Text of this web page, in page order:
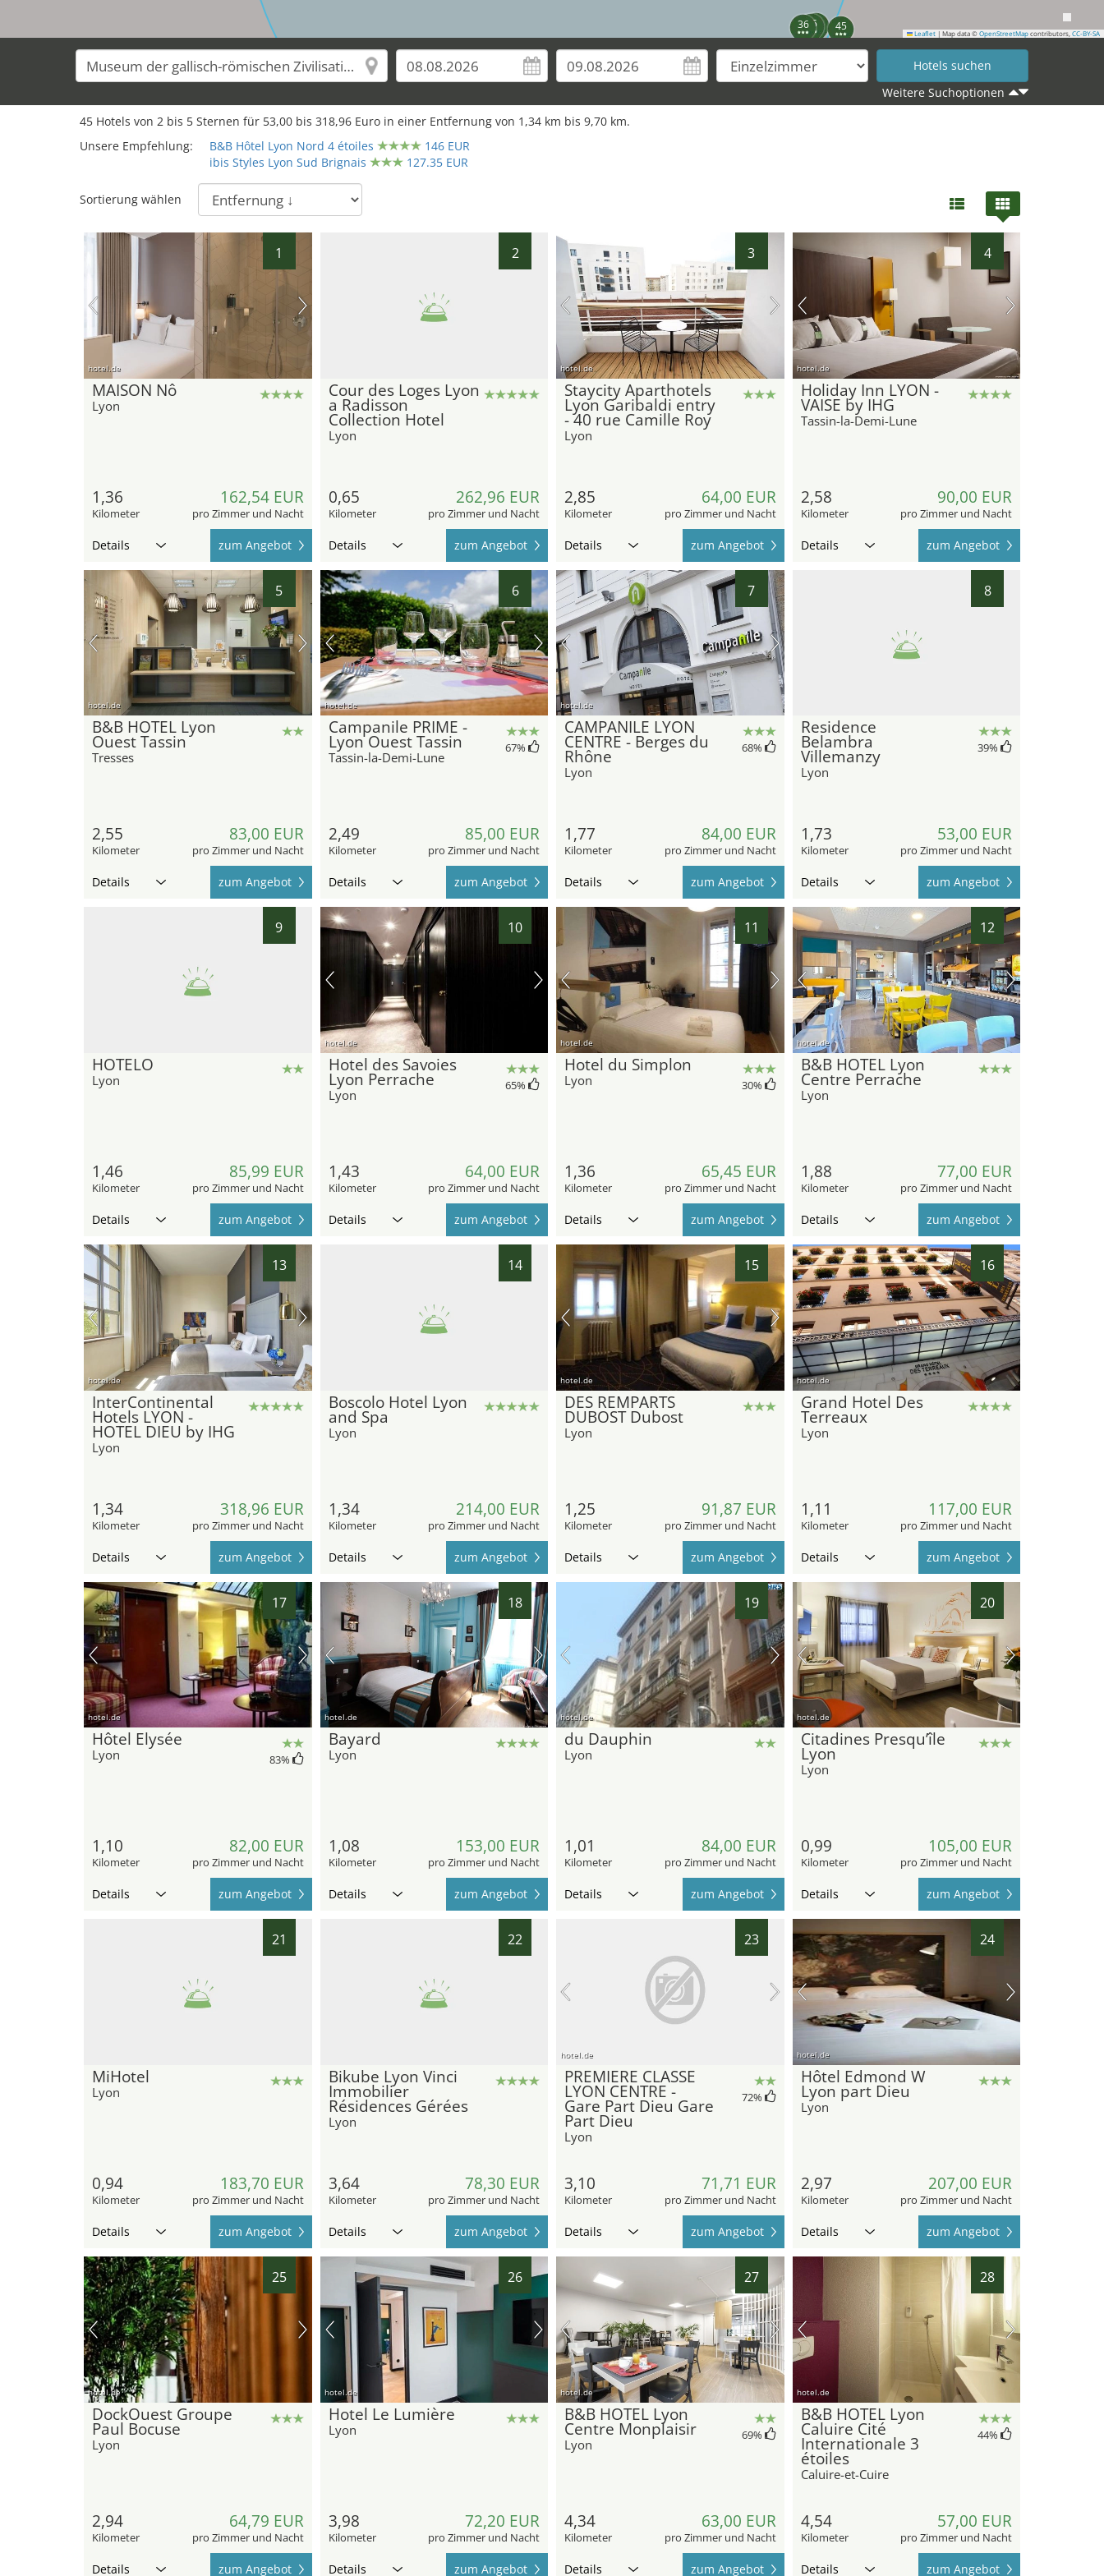
32
35
3641 45
Leaflet | Map data © OpenStreetMap contributors, CC-BY-SA
Weitere Suchoptionen
45 Hotels von 2 bis 5 Sternen für 53,00 bis 318,96 Euro in einer Entfernung von 1,34 km bis 9,70 km.
Unsere Empfehlung:
B&B Hôtel Lyon Nord 4 étoiles
146 EUR
ibis Styles Lyon Sud Brignais
127.35 EUR
Sortierung wählen
1
hotel.de
MAISON Nô
Lyon
1,36
Kilometer
162,54 EUR
pro Zimmer und Nacht
Details zum Angebot
2
Cour des Loges Lyon
a Radisson
Collection Hotel
Lyon
0,65
Kilometer
262,96 EUR
pro Zimmer und Nacht
Details zum Angebot
3
hotel.de
Staycity Aparthotels
Lyon Garibaldi entry
- 40 rue Camille Roy
Lyon
2,85
Kilometer
64,00 EUR
pro Zimmer und Nacht
Details zum Angebot
4
hotel.de
Holiday Inn LYON -
VAISE by IHG
Tassin-la-Demi-Lune
2,58
Kilometer
90,00 EUR
pro Zimmer und Nacht
Details zum Angebot
5
hotel.de
B&B HOTEL Lyon
Ouest Tassin
Tresses
2,55
Kilometer
83,00 EUR
pro Zimmer und Nacht
Details zum Angebot
6
hotel.de
Campanile PRIME -
Lyon Ouest Tassin
Tassin-la-Demi-Lune
67%
2,49
Kilometer
85,00 EUR
pro Zimmer und Nacht
Details zum Angebot
7
hotel.de
CAMPANILE LYON
CENTRE - Berges du
Rhône
Lyon
68%
1,77
Kilometer
84,00 EUR
pro Zimmer und Nacht
Details zum Angebot
8
Residence
Belambra
Villemanzy
Lyon
39%
1,73
Kilometer
53,00 EUR
pro Zimmer und Nacht
Details zum Angebot
9
HOTELO
Lyon
1,46
Kilometer
85,99 EUR
pro Zimmer und Nacht
Details zum Angebot
10
hotel.de
Hotel des Savoies
Lyon Perrache
Lyon
65%
1,43
Kilometer
64,00 EUR
pro Zimmer und Nacht
Details zum Angebot
11
hotel.de
Hotel du Simplon
Lyon 30%
1,36
Kilometer
65,45 EUR
pro Zimmer und Nacht
Details zum Angebot
12
hotel.de
B&B HOTEL Lyon
Centre Perrache
Lyon
1,88
Kilometer
77,00 EUR
pro Zimmer und Nacht
Details zum Angebot
13
hotel.de
InterContinental
Hotels LYON -
HOTEL DIEU by IHG
Lyon
1,34
Kilometer
318,96 EUR
pro Zimmer und Nacht
Details zum Angebot
14
Boscolo Hotel Lyon
and Spa
Lyon
1,34
Kilometer
214,00 EUR
pro Zimmer und Nacht
Details zum Angebot
15
hotel.de
DES REMPARTS
DUBOST Dubost
Lyon
1,25
Kilometer
91,87 EUR
pro Zimmer und Nacht
Details zum Angebot
16
hotel.de
Grand Hotel Des
Terreaux
Lyon
1,11
Kilometer
117,00 EUR
pro Zimmer und Nacht
Details zum Angebot
17
hotel.de
Hôtel Elysée
Lyon 83%
1,10
Kilometer
82,00 EUR
pro Zimmer und Nacht
Details zum Angebot
18
hotel.de
Bayard
Lyon
1,08
Kilometer
153,00 EUR
pro Zimmer und Nacht
Details zum Angebot
19
hotel.de
du Dauphin
Lyon
1,01
Kilometer
84,00 EUR
pro Zimmer und Nacht
Details zum Angebot
20
hotel.de
Citadines Presqu’île
Lyon
Lyon
0,99
Kilometer
105,00 EUR
pro Zimmer und Nacht
Details zum Angebot
21
MiHotel
Lyon
0,94
Kilometer
183,70 EUR
pro Zimmer und Nacht
Details zum Angebot
22
Bikube Lyon Vinci
Immobilier
Résidences Gérées
Lyon
3,64
Kilometer
78,30 EUR
pro Zimmer und Nacht
Details zum Angebot
23
hotel.de
PREMIERE CLASSE
LYON CENTRE -
Gare Part Dieu Gare
Part Dieu
Lyon
72%
3,10
Kilometer
71,71 EUR
pro Zimmer und Nacht
Details zum Angebot
24
hotel.de
Hôtel Edmond W
Lyon part Dieu
Lyon
2,97
Kilometer
207,00 EUR
pro Zimmer und Nacht
Details zum Angebot
25
hotel.de
DockOuest Groupe
Paul Bocuse
Lyon
2,94
Kilometer
64,79 EUR
pro Zimmer und Nacht
Details zum Angebot
26
hotel.de
Hotel Le Lumière
Lyon
3,98
Kilometer
72,20 EUR
pro Zimmer und Nacht
Details zum Angebot
27
hotel.de
B&B HOTEL Lyon
Centre Monplaisir
Lyon
69%
4,34
Kilometer
63,00 EUR
pro Zimmer und Nacht
Details zum Angebot
28
hotel.de
B&B HOTEL Lyon
Caluire Cité
Internationale 3
étoiles
Caluire-et-Cuire
44%
4,54
Kilometer
57,00 EUR
pro Zimmer und Nacht
Details zum Angebot